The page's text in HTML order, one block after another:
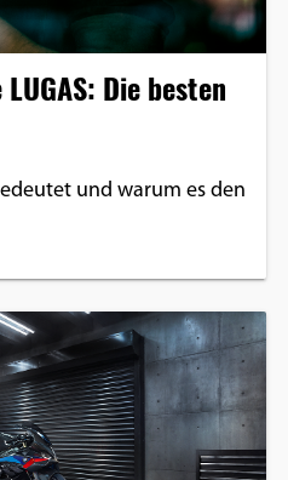
Die besten
und warum es den